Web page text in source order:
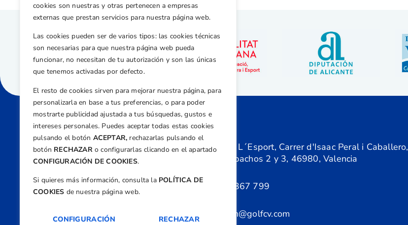
cookies son nuestras y otras pertenecen a empresas
externas que prestan servicios para nuestra página web.
Las cookies pueden ser de varios tipos: las cookies técnicas
son necesarias para que nuestra página web pueda
funcionar, no necesitan de tu autorización y son las únicas
que tenemos activadas por defecto.
El resto de cookies sirven para mejorar nuestra página, para
personalizarla en base a tus preferencias, o para poder
mostrarte publicidad ajustada a tus búsquedas, gustos e
intereses personales. Puedes aceptar todas estas cookies
pulsando el botón ACEPTAR, rechazarlas pulsando el
botón RECHAZARo configurarlas clicando en el apartado
CONFIGURACIÓN DE COOKIES.
Si quieres más información, consulta la POLÍTICA DE
COOKIES de nuestra página web.
CONFIGURACIÓN RECHAZAR
Dirección
Centre de L´Esport, Carrer d'Isaac Peral i Caballero,
Nº 5, Despachos 2 y 3, 46980, Valencia
+34 961 367 799
federacion@golfcv.com